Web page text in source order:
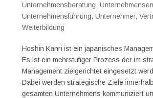
Unternehmensberatung,
Unternehmensführung, Unternehmer,
Weiterbildung
Hoshin Kanri ist ein japanisches
Es ist ein mehrstufiger Prozess der im
Management zielgerichtet eingesetzt
Dabei werden strategische Ziele
gesamten Unternehmens kommuniziert